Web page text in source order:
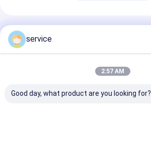
Empfohlene Produkte
service
2:57 AM
Good day, what product are you looking for?